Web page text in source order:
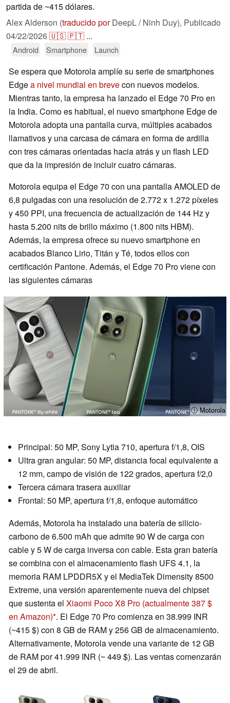
partida de ~415 dólares.
Alex Alderson (traducido porDeepL / Ninh Duy), Publicado
04/22/2026🇺🇸🇵🇹 ...
Android Smartphone Launch
Se espera que Motorola amplíe su serie de smartphones
Edgea nivel mundial en brevecon nuevos modelos.
Mientras tanto, la empresa ha lanzado el Edge 70 Pro en
la India. Como es habitual, el nuevo smartphone Edge de
Motorola adopta una pantalla curva, múltiples acabados
llamativos y una carcasa de cámara en forma de ardilla
con tres cámaras orientadas hacia atrás y un flash LED
que da la impresión de incluir cuatro cámaras.
Motorola equipa el Edge 70 con una pantalla AMOLED de
6,8 pulgadas con una resolución de 2.772 x 1.272 píxeles
y 450 PPI, una frecuencia de actualización de 144 Hz y
hasta 5.200 nits de brillo máximo (1.800 nits HBM).
Además, la empresa ofrece su nuevo smartphone en
acabados Blanco Lirio, Titán y Té, todos ellos con
certificación Pantone. Además, el Edge 70 Pro viene con
las siguientes cámaras
ⓘ Motorola
Principal: 50 MP, Sony Lytia 710, apertura f/1,8, OIS
Ultra gran angular: 50 MP, distancia focal equivalente a
12 mm, campo de visión de 122 grados, apertura f/2,0
Tercera cámara trasera auxiliar
Frontal: 50 MP, apertura f/1,8, enfoque automático
Además, Motorola ha instalado una batería de silicio-
carbono de 6.500 mAh que admite 90 W de carga con
cable y 5 W de carga inversa con cable. Esta gran batería
se combina con el almacenamiento flash UFS 4.1, la
memoria RAM LPDDR5X y el MediaTek Dimensity 8500
Extreme, una versión aparentemente nueva del chipset
que sustenta el Xiaomi Poco X8 Pro (actualmente 387 $
en Amazon) . El Edge 70 Pro comienza en 38.999 INR
(~415 $) con 8 GB de RAM y 256 GB de almacenamiento.
Alternativamente, Motorola vende una variante de 12 GB
de RAM por 41.999 INR (~ 449 $). Las ventas comenzarán
el 29 de abril.